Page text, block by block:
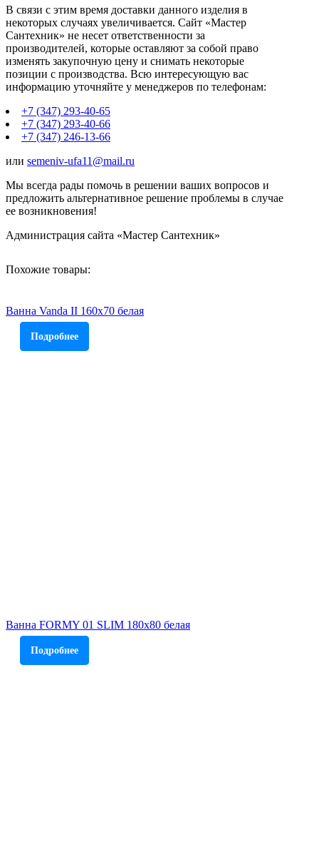
В связи с этим время доставки данного изделия в
некоторых случаях увеличивается. Сайт «Мастер
Сантехник» не несет ответственности за
производителей, которые оставляют за собой право
изменять закупочную цену и снимать некоторые
позиции с производства. Всю интересующую вас
информацию уточняйте у менеджеров по телефонам:
+7 (347) 293-40-65
+7 (347) 293-40-66
+7 (347) 246-13-66
или semeniv-ufa11@mail.ru
Мы всегда рады помочь в решении ваших вопросов и
предложить альтернативное решение проблемы в случае
ее возникновения!
Администрация сайта «Мастер Сантехник»
Похожие товары:
Ванна Vanda II 160х70 белая
Подробнее
Ванна FORMY 01 SLIM 180x80 белая
Подробнее